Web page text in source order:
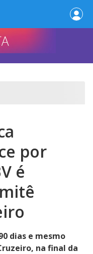
por
é
dias e mesmo
na final da